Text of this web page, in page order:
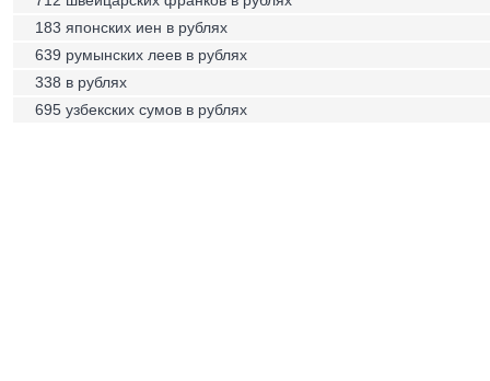
183 японских иен в рублях
639 румынских леев в рублях
338 в рублях
695 узбекских сумов в рублях